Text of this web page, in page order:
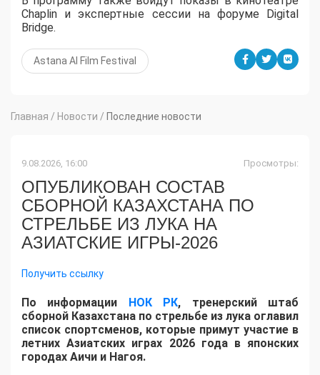
Chaplin и экспертные сессии на форуме Digital
Bridge.
Astana AI Film Festival
Главная / Новости / Последние новости
9.08.2026, 16:00 Просмотры:
ОПУБЛИКОВАН СОСТАВ
СБОРНОЙ КАЗАХСТАНА ПО
СТРЕЛЬБЕ ИЗ ЛУКА НА
АЗИАТСКИЕ ИГРЫ-2026
Получить ссылку
По информации НОК РК, тренерский штаб
сборной Казахстана по стрельбе из лука оглавил
список спортсменов, которые примут участие в
летних Азиатских играх 2026 года в японских
городах Аичи и Нагоя.